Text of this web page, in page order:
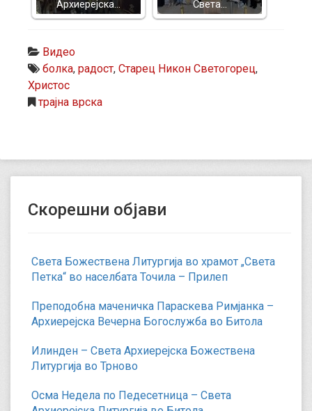
Архиерејска…
Света…
Видео
болка, радост, Старец Никон Светогорец,
Христос
трајна врска
Скорешни објави
Света Божествена Литургија во храмот „Света
Петка“ во населбата Точила – Прилеп
Преподобна маченичка Параскева Римјанка –
Архиерејска Вечерна Богослужба во Битола
Илинден – Света Архиерејска Божествена
Литургија во Трново
Осма Недела по Педесетница – Света